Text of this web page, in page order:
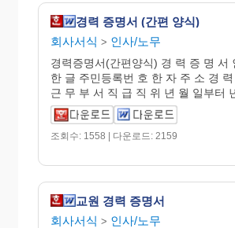
경력 증명서 (간편 양식)
회사서식 > 인사/노무
경력증명서(간편양식) 경 력 증 명 서
한 글 주민등록번 호 한 자 주 소 경
근 무 부 서 직 급 직 위 년 월 일부터
조회수: 1558 | 다운로드: 2159
교원 경력 증명서
회사서식 > 인사/노무